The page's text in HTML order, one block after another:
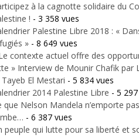
à la cagnotte solidaire du
! - 3 358 vues
Palestine Libre 2018 : «
» - 8 649 vues
contexte actuel offre des
» Interview de Mounir Chafik par
El Mestari - 5 834 vues
2014 Palestine Libre - 5
que Nelson Mandela n’emporte
- 6 387 vues
peuple qui lutte pour sa liberté et